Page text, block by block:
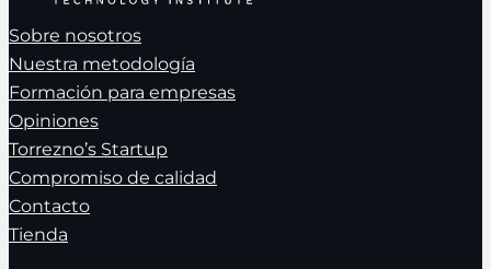
Sobre nosotros
Nuestra metodología
Formación para empresas
Opiniones
Torrezno’s Startup
Compromiso de calidad
Contacto
Tienda